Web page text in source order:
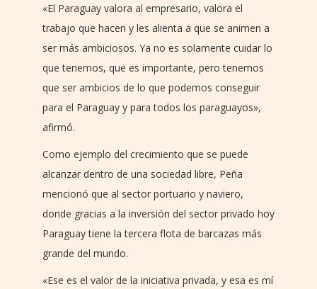
«El Paraguay valora al empresario, valora el
trabajo que hacen y les alienta a que se animen a
ser más ambiciosos. Ya no es solamente cuidar lo
que tenemos, que es importante, pero tenemos
que ser ambicios de lo que podemos conseguir
para el Paraguay y para todos los paraguayos»,
afirmó.
Como ejemplo del crecimiento que se puede
alcanzar dentro de una sociedad libre, Peña
mencionó que al sector portuario y naviero,
donde gracias a la inversión del sector privado hoy
Paraguay tiene la tercera flota de barcazas más
grande del mundo.
«Ese es el valor de la iniciativa privada, y esa es mí